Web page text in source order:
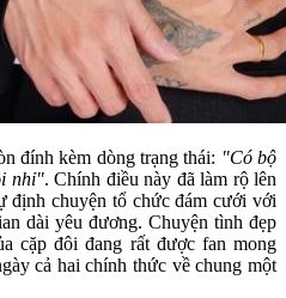
đính kèm dòng trạng thái: "Có bộ
nhỉ". Chính điều này đã làm rộ lên
định chuyện tổ chức đám cưới với
dài yêu đương. Chuyện tình đẹp
cặp đôi đang rất được fan mong
cả hai chính thức về chung một